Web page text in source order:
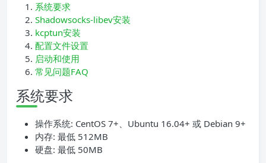
系统要求
Shadowsocks-libev安装
kcptun安装
配置文件设置
启动和使用
常见问题FAQ
系统要求
操作系统: CentOS 7+、Ubuntu 16.04+ 或 Debian 9+
内存: 最低 512MB
硬盘: 最低 50MB